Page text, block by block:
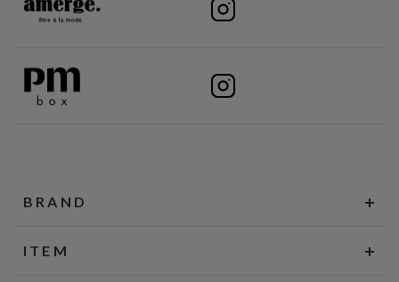
BRAND
ITEM